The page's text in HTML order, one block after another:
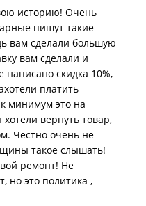
доставка и разгрузка.
что
бесплатная и мы с ней
вводить людей в
доставки. На что
работать
средств не
я пыталась
взяла трубку. С
то пусть
деньги. По
сказано, что
все-таки будет.
историю! Очень
пишут такие
вам сделали большую
вам сделали и
написано скидка 10%,
платить
минимум это на
вернуть товар,
Честно очень не
такое слышать!
ремонт! Не
но это политика ,